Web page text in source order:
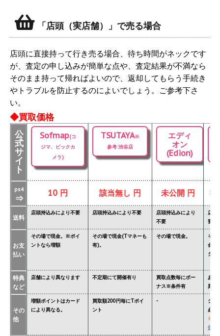
「店頭（実店舗）」で売る場合
店頭に直接持って行き売る場合、待ち時間がネックです
が、査定の申し込みが簡単な点や、査定結果が不満なら
そのまま持って帰ればよいので、返却してもらう手続き
やトラブルを防止するのによいでしょう。ご参考下さ
い。
◆買取価格
公
式
サ
イ
ト
Sofmap(コ
ジマ、ビックカ
メラ)
TSUTAYA※
参考:渋谷店
エディ
オン
(Edion)
ps4
⇒ 10 円 該当無し 円 未公開 円 掲
送料
店頭持込みにより不要 店頭持込みにより不要
店頭持込みにより
不要
店頭
要
お支
払い
その場で現金。※ポイ
ントなら増額
その場で現金(Tマネーも
有)。
その場で現金。
その
金額
ター'
特典
など
店舗により異なります 不定期にて開催有り
買取点数毎にボー
ナス※条件有
あり
異な
その
他
増額ポイントはカード
により異なる。
買取額200円毎にTポイ
ント
-
ジョ
必要
※
価格